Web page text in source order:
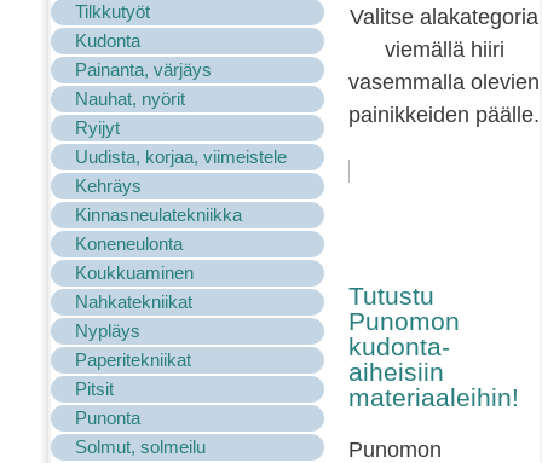
Tilkkutyöt
Kudonta
Painanta, värjäys
Nauhat, nyörit
Ryijyt
Uudista, korjaa, viimeistele
Kehräys
Kinnasneulatekniikka
Koneneulonta
Koukkuaminen
Nahkatekniikat
Nypläys
Paperitekniikat
Pitsit
Punonta
Solmut, solmeilu
Valitse alakategoria
viemällä hiiri
vasemmalla olevien
painikkeiden päälle.
Tutustu
Punomon
kudonta-
aiheisiin
materiaaleihin!
Punomon